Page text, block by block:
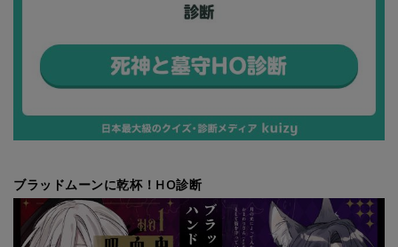
ブラッドムーンに乾杯！HO診断